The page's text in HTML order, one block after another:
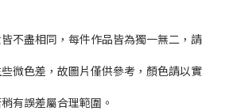
不盡相同，每件作品皆為獨一無二，請
微色差，故圖片僅供參考，顏色請以實
有誤差屬合理範圍。